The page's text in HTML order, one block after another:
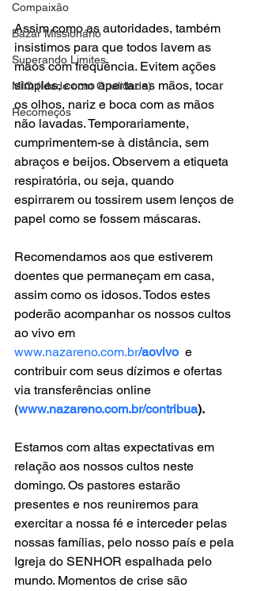
Compaixão
Bazar Missionário
Superando Limites
MIQ (Idade com Qualidade)
Recomeços
Assim como as autoridades, também
insistimos para que todos lavem as
mãos com frequência. Evitem ações
simples, como apertar as mãos, tocar
os olhos, nariz e boca com as mãos
não lavadas. Temporariamente,
cumprimentem-se à distância, sem
abraços e beijos. Observem a etiqueta
respiratória, ou seja, quando
espirrarem ou tossirem usem lenços de
papel como se fossem máscaras.
Recomendamos aos que estiverem
doentes que permaneçam em casa,
assim como os idosos. Todos estes
poderão acompanhar os nossos cultos
ao vivo em
www.nazareno.com.br/aovivo e
contribuir com seus dízimos e ofertas
via transferências online
(www.nazareno.com.br/contribua).
Estamos com altas expectativas em
relação aos nossos cultos neste
domingo. Os pastores estarão
presentes e nos reuniremos para
exercitar a nossa fé e interceder pelas
nossas famílias, pelo nosso país e pela
Igreja do SENHOR espalhada pelo
mundo. Momentos de crise são